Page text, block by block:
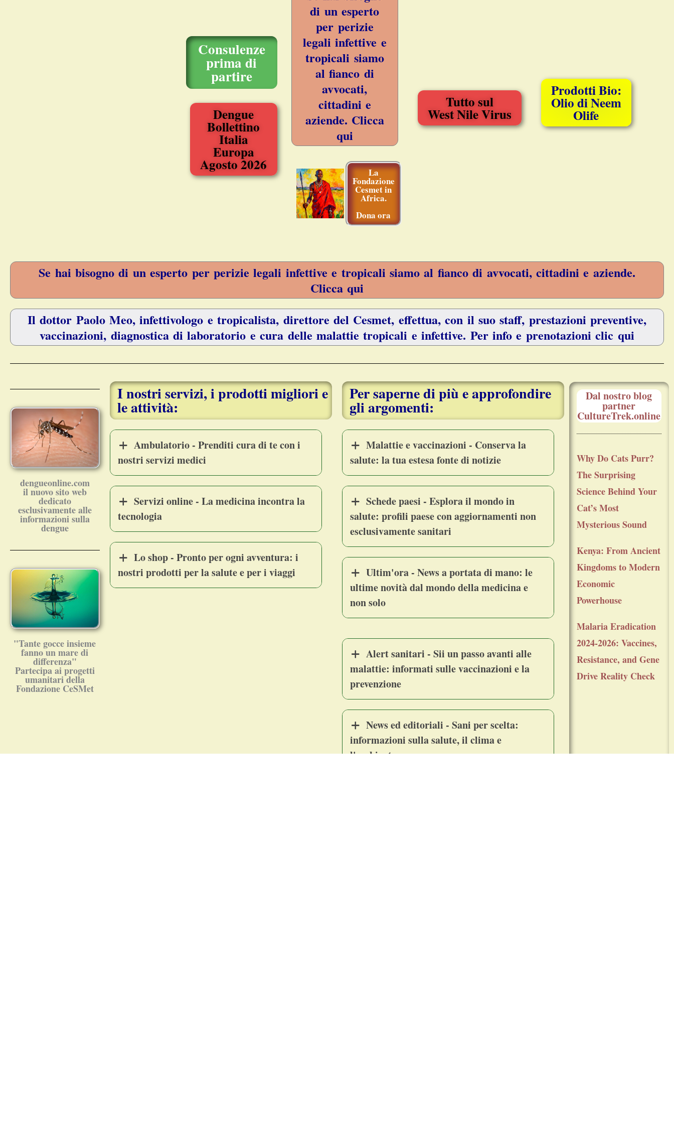
Consulenze
prima di
partire
Dengue
Bollettino
Italia
Europa
Agosto 2026
di un esperto
per perizie
legali infettive e
tropicali siamo
al fianco di
avvocati,
cittadini e
aziende. Clicca
qui
La
Fondazione
Cesmet in
Africa.
Dona ora
Tutto sul
West Nile Virus
Prodotti Bio:
Olio di Neem
Olife
Se hai bisogno di un esperto per perizie legali infettive e tropicali siamo al fianco di avvocati, cittadini e aziende.
Clicca qui
Il dottor Paolo Meo, infettivologo e tropicalista, direttore del Cesmet, effettua, con il suo staff, prestazioni preventive,
vaccinazioni, diagnostica di laboratorio e cura delle malattie tropicali e infettive. Per info e prenotazioni clic qui
dengueonline.com
il nuovo sito web
dedicato
esclusivamente alle
informazioni sulla
dengue
"Tante gocce insieme
fanno un mare di
differenza"
Partecipa ai progetti
umanitari della
Fondazione CeSMet
I nostri servizi, i prodotti migliori e
le attività:
Ambulatorio - Prenditi cura di te con i
nostri servizi medici
Servizi online - La medicina incontra la
tecnologia
Lo shop - Pronto per ogni avventura: i
nostri prodotti per la salute e per i viaggi
Per saperne di più e approfondire
gli argomenti:
Malattie e vaccinazioni - Conserva la
salute: la tua estesa fonte di notizie
Schede paesi - Esplora il mondo in
salute: profili paese con aggiornamenti non
esclusivamente sanitari
Ultim'ora - News a portata di mano: le
ultime novità dal mondo della medicina e
non solo
Alert sanitari - Sii un passo avanti alle
malattie: informati sulle vaccinazioni e la
prevenzione
News ed editoriali - Sani per scelta:
informazioni sulla salute, il clima e
l'ambiente
Dal nostro blog
partner
CultureTrek.online
Why Do Cats Purr?
The Surprising
Science Behind Your
Cat’s Most
Mysterious Sound
Kenya: From Ancient
Kingdoms to Modern
Economic
Powerhouse
Malaria Eradication
2024-2026: Vaccines,
Resistance, and Gene
Drive Reality Check